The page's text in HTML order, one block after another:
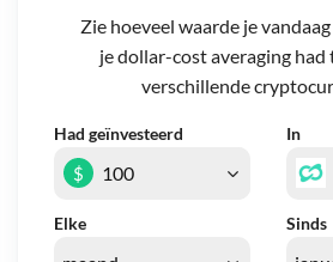
Zie hoeveel waarde je
je dollar-cost averaging had
verschillende
Had geïnvesteerd In
Elke Sinds
$